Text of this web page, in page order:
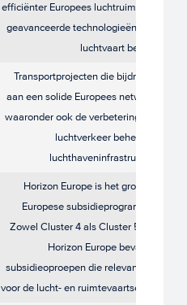
efficiënter Europees luchtruim door
geavanceerde technologieën voor
luchtvaart beheer
Transportprojecten die bijdragen
aan een solide Europees netwerk,
waaronder ook de verbetering van
luchtverkeer beheer en
luchthaveninfrastructuur
Horizon Europe is het grootste
Europese subsidieprogramma.
Zowel Cluster 4 als Cluster 5 van
Horizon Europe bevatten
subsidieoproepen die relevant zijn
voor de lucht- en ruimtevaartsector.